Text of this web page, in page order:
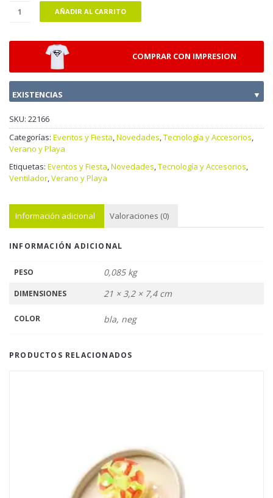
AÑADIR AL CARRITO
COMPRAR CON IMPRESION
EXISTENCIAS ▼
SKU: 22166
Categorías: Eventos y Fiesta,Novedades,Tecnología y Accesorios,
Verano y Playa
Etiquetas: Eventos y Fiesta,Novedades,Tecnología y Accesorios,
Ventilador,Verano y Playa
Información adicional Valoraciones (0)
INFORMACIÓN ADICIONAL
PESO 0,085 kg
DIMENSIONES 21 × 3,2 × 7,4 cm
COLOR bla, neg
PRODUCTOS RELACIONADOS